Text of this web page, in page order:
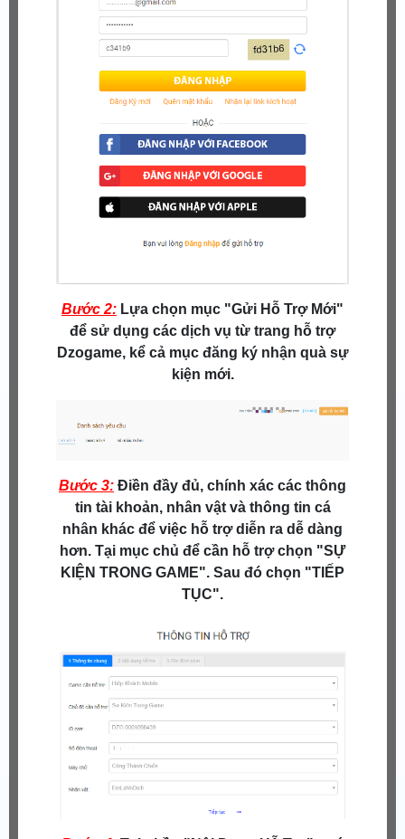
Bước 2: Lựa chọn mục "Gửi Hỗ Trợ Mới"
để sử dụng các dịch vụ từ trang hỗ trợ
Dzogame, kể cả mục đăng ký nhận quà sự
kiện mới.
Bước 3: Điền đầy đủ, chính xác các thông
tin tài khoản, nhân vật và thông tin cá
nhân khác để việc hỗ trợ diễn ra dễ dàng
hơn. Tại mục chủ để cần hỗ trợ chọn "SỰ
KIỆN TRONG GAME". Sau đó chọn "TIẾP
TỤC".